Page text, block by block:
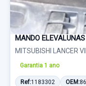
MANDO
MITSUBISHI LANCER
Garantia 1 ano
Ref:1183302 OEM: